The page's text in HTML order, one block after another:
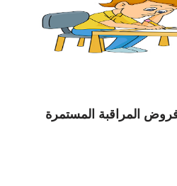
المراقبة المستمرة